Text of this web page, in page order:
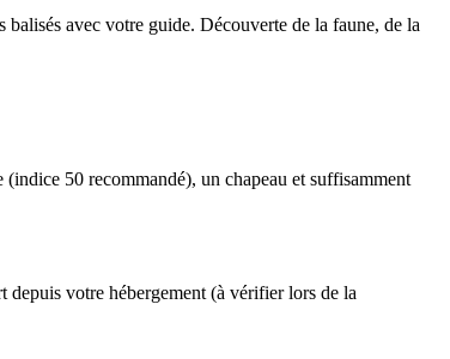
avec votre guide. Découverte de la faune, de la
50 recommandé), un chapeau et suffisamment
depuis votre hébergement (à vérifier lors de la